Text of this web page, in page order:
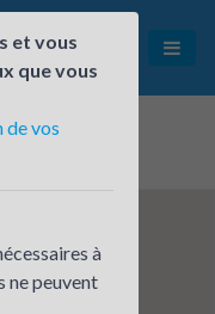
et vous
que vous
de vos
à
ne peuvent